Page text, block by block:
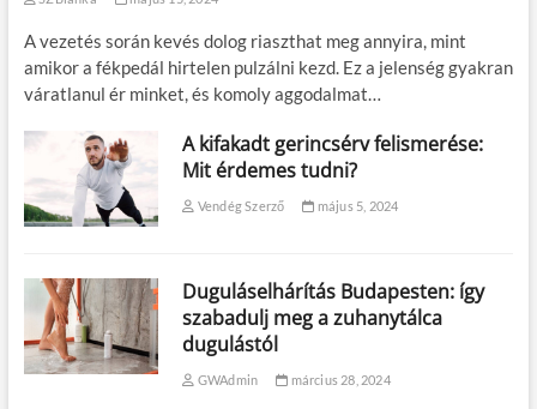
A vezetés során kevés dolog riaszthat meg annyira, mint
amikor a fékpedál hirtelen pulzálni kezd. Ez a jelenség gyakran
váratlanul ér minket, és komoly aggodalmat…
A kifakadt gerincsérv felismerése:
Mit érdemes tudni?
Vendég Szerző május 5, 2024
Duguláselhárítás Budapesten: így
szabadulj meg a zuhanytálca
dugulástól
GWAdmin március 28, 2024